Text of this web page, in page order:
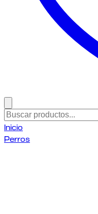
Inicio
Perros